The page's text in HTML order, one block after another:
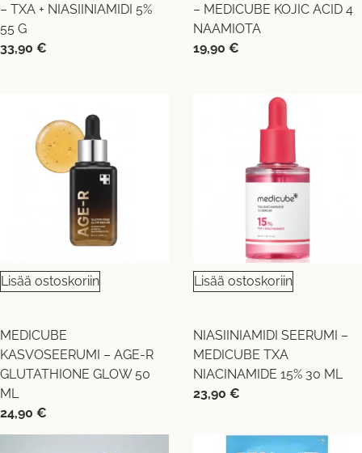
– TXA + NIASIINIAMIDI 5%
55 G
33,90 €
– MEDICUBE KOJIC ACID 4
NAAMIOTA
19,90 €
Lisää ostoskoriin
MEDICUBE
KASVOSEERUMI – AGE-R
GLUTATHIONE GLOW 50
ML
24,90 €
Lisää ostoskoriin
NIASIINIAMIDI SEERUMI –
MEDICUBE TXA
NIACINAMIDE 15% 30 ML
23,90 €